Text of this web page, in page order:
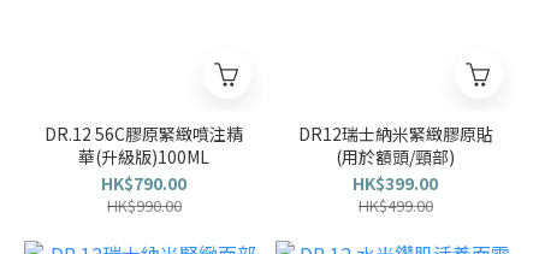
DR.12 56C膠原緊緻噴注精
華(升級版)100ML
HK$790.00
HK$990.00
DR12瑞士納米緊緻膠原貼
(用於額頭/頸部)
HK$399.00
HK$499.00